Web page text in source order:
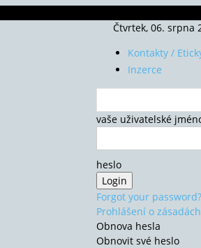
Čtvrtek, 06. srpna
Kontakty /
Inzerce
vaše uživatelské
heslo
Forgot your
Prohlášení o
Obnova hesla
Obnovit své heslo